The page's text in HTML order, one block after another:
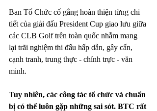
Ban Tổ Chức cố gắng hoàn thiện từng chi
tiết của giải đấu President Cup giao lưu giữa
các CLB Golf trên toàn quốc nhằm mang
lại trãi nghiệm thi đấu hấp dẫn, gây cấn,
cạnh tranh, trung thực - chính trực - văn
minh.
Tuy nhiên, các công tác tổ chức và chuẩn
bị có thể luôn gặp những sai sót. BTC rất